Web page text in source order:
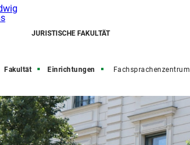
JURISTISCHE FAKULTÄT
Fakultät Einrichtungen Fachsprachenzentrum